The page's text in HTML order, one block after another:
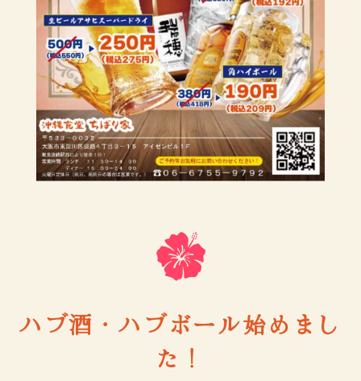
ハブ酒・ハブボール始めまし
た！